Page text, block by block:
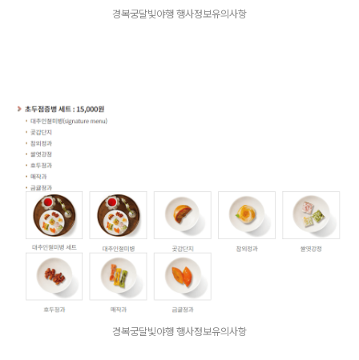
경복궁달빛야행 행사정보유의사항
경복궁달빛야행 행사정보유의사항